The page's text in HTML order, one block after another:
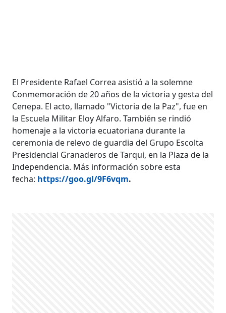
El Presidente Rafael Correa asistió a la solemne
Conmemoración de 20 años de la victoria y gesta del
Cenepa. El acto, llamado "Victoria de la Paz", fue en
la Escuela Militar Eloy Alfaro. También se rindió
homenaje a la victoria ecuatoriana durante la
ceremonia de relevo de guardia del Grupo Escolta
Presidencial Granaderos de Tarqui, en la Plaza de la
Independencia. Más información sobre esta
fecha: https://goo.gl/9F6vqm.